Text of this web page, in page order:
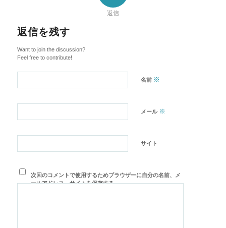
返信
返信を残す
Want to join the discussion?
Feel free to contribute!
名前 ※
メール ※
サイト
次回のコメントで使用するためブラウザーに自分の名前、メ
ールアドレス、サイトを保存する。